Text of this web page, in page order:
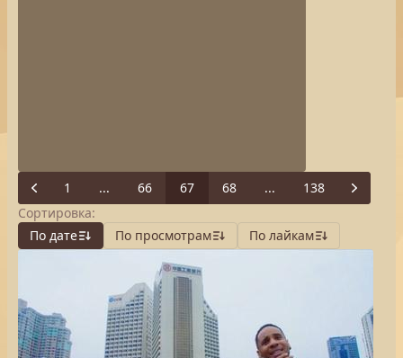
Previous
1 ... 66 67 68 ... 138
Next
Сортировка:
По дате
По просмотрам По лайкам